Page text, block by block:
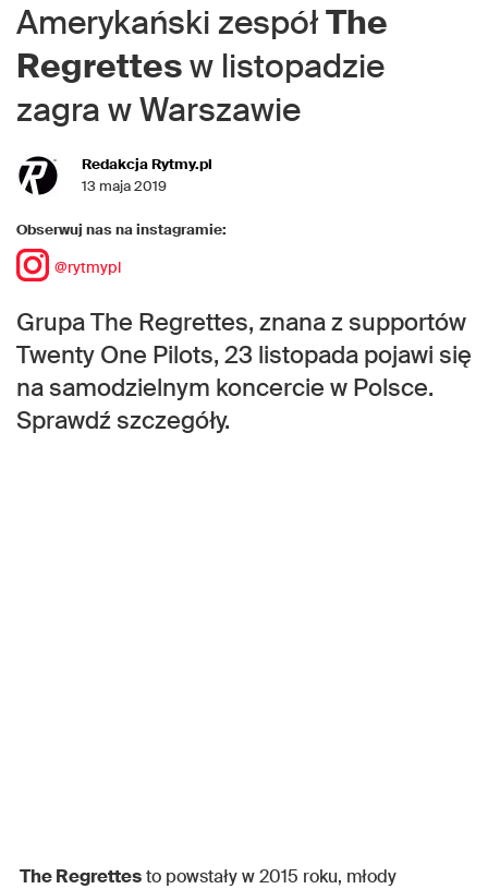
Amerykański zespółThe
Regrettesw listopadzie
zagra w Warszawie
Redakcja Rytmy.pl
13 maja 2019
Obserwuj nas na instagramie:
@rytmypl
Grupa The Regrettes, znana z supportów
Twenty One Pilots, 23 listopada pojawi się
na samodzielnym koncercie w Polsce.
Sprawdź szczegóły.
The Regrettesto powstały w 2015 roku, młody